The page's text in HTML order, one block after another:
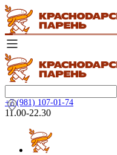
+7 (981) 107-01-74
11.00-22.30